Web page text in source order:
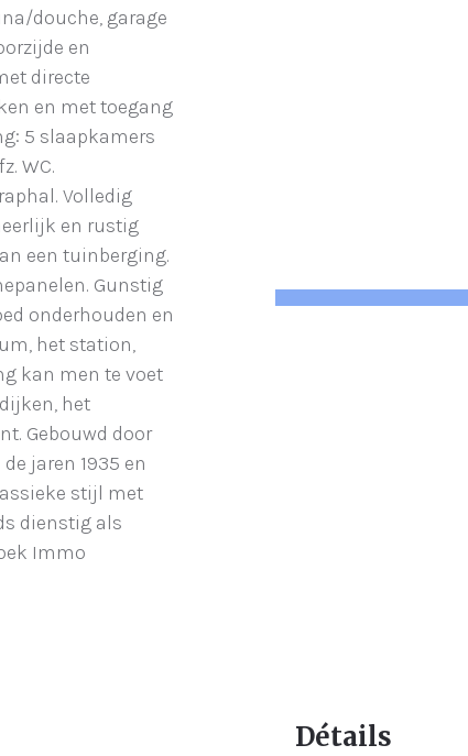
douche, garage
en
directe
en met toegang
5 slaapkamers
WC.
Volledig
en rustig
een tuinberging.
Gunstig
onderhouden en
het station,
kan men te voet
het
Gebouwd door
jaren 1935 en
stijl met
dienstig als
Immo
Détails